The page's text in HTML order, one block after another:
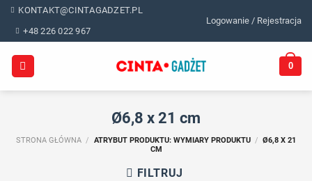
Skip
content
KONTAKT@CINTAGADZET.PL
+48 226 022 967
Logowanie / Rejestracja
0
Ø6,8 x 21 cm
STRONA GŁÓWNA / ATRYBUT PRODUKTU: WYMIARY PRODUKTU / Ø6,8 X 21
CM
FILTRUJ